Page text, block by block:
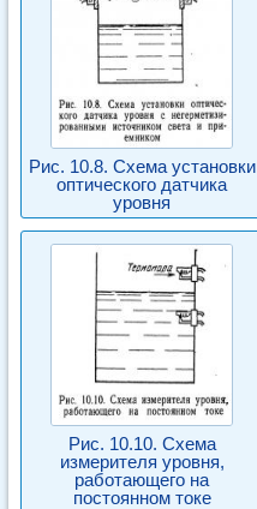
Рис. 10.8. Схема установки
оптического датчика
уровня
Рис. 10.10. Схема
измерителя уровня,
работающего на
постоянном токе